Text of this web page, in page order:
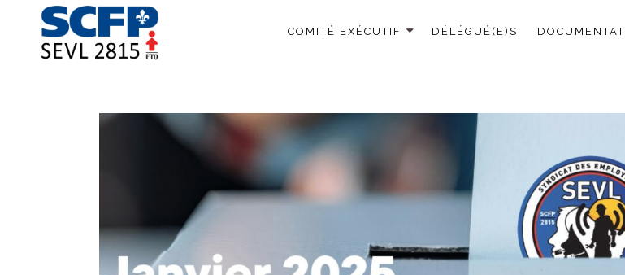
COMITÉ EXÉCUTIF DÉLÉGUÉ(E)S